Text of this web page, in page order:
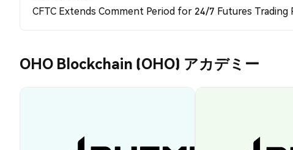
CFTC Extends Comment Period for 24/7 Futures Trading
OHO Blockchain (OHO) アカデミー